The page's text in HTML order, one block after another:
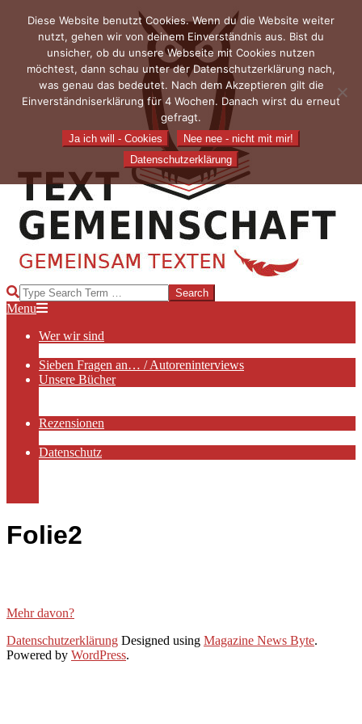
content
TEXTGEMEINSCHAFT
Search
Primary
Menu
Menu
Wer wir sind
Sieben Fragen an… / Autoreninterviews
Unsere Bücher
Rezensionen
Datenschutz
Folie2
Mehr davon?
2019-
11-
Datenschutzerklärung Designed using Magazine News Byte.
Powered by WordPress.
Diese Website benutzt Cookies. Wenn du die Website weiter
nutzt, gehen wir von deinem Einverständnis aus. Bist du
unsicher, ob du unsere Webseite mit Cookies nutzen
möchtest, dann schau unter der Datenschutzerklärung nach,
was genau das bedeutet. Nach dem Akzeptieren gilt die
Einverständniserklärung für 4 Wochen. Danach wirst du erneut
gefragt.
Ja ich will - Cookies
Nee nee - nicht mit mir!
Datenschutzerklärung